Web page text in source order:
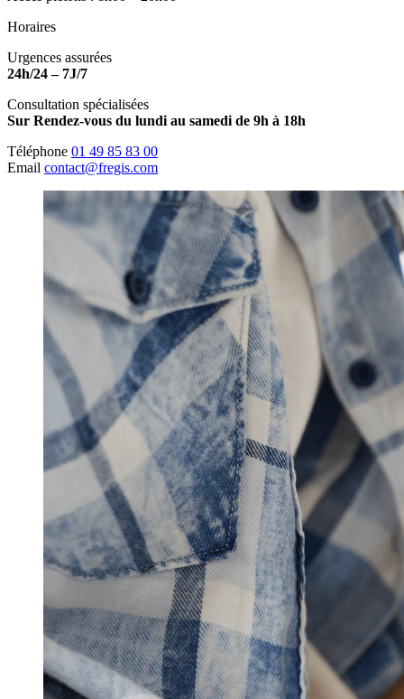
Horaires
Urgences assurées
24h/24 – 7J/7
Consultation spécialisées
Sur Rendez-vous du lundi au samedi de 9h à 18h
Téléphone 01 49 85 83 00
Email contact@fregis.com